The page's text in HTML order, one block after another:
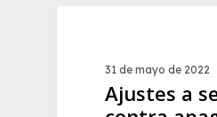
31 de mayo de 2022
Ajustes a